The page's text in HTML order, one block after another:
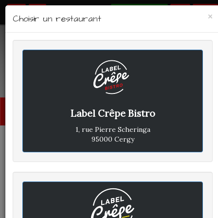
LABEL CRÊPE - BISTRO
CLIENT A A
ÉCRIT LE DIMANCHE 3 AVRIL
×
Choisir un restaurant
Label Crêpe Bistro
1, rue Pierre Scheringa
95000 Cergy